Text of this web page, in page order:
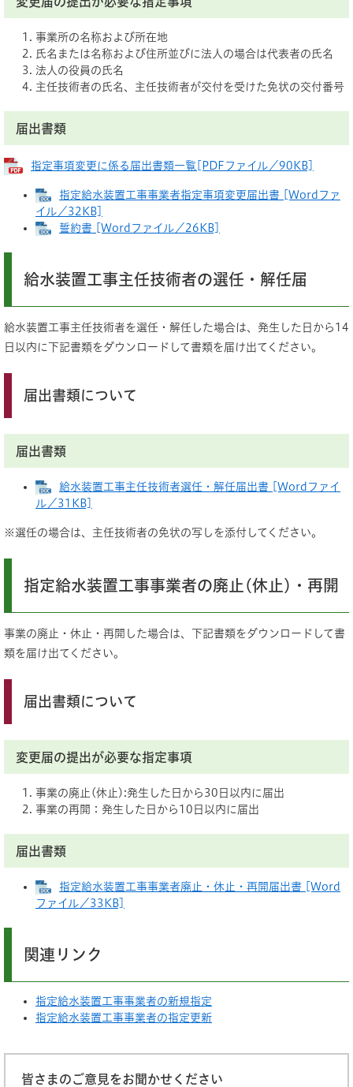
事業所の名称および所在地
氏名または名称および住所並びに法人の場合は代表者の氏名
法人の役員の氏名
主任技術者の氏名、主任技術者が交付を受けた免状の交付番号
届出書類
指定事項変更に係る届出書類一覧[PDFファイル／90KB]
指定給水装置工事事業者指定事項変更届出書 [Wordファ
イル／32KB]
誓約書 [Wordファイル／26KB]
給水装置工事主任技術者の選任・解任届
給水装置工事主任技術者を選任・解任した場合は、発生した日から14
日以内に下記書類をダウンロードして書類を届け出てください。
届出書類について
届出書類
給水装置工事主任技術者選任・解任届出書 [Wordファイ
ル／31KB]
※選任の場合は、主任技術者の免状の写しを添付してください。
指定給水装置工事事業者の廃止(休止)・再開
事業の廃止・休止・再開した場合は、下記書類をダウンロードして書
類を届け出てください。
届出書類について
変更届の提出が必要な指定事項
事業の廃止(休止):発生した日から30日以内に届出
事業の再開：発生した日から10日以内に届出
届出書類
指定給水装置工事事業者廃止・休止・再開届出書 [Word
ファイル／33KB]
関連リンク
指定給水装置工事事業者の新規指定
指定給水装置工事事業者の指定更新
皆さまのご意見をお聞かせください